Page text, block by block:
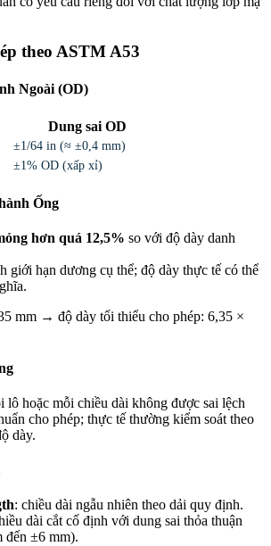
theo ASTM A53
Ngoài (OD)
Dung sai OD
±1/64 in (≈ ±0,4 mm)
±1% OD (xấp xỉ)
Ống
hơn quá 12,5% so với độ dày danh
giới hạn dương cụ thể; độ dày thực tế có thể
mm → độ dày tối thiểu cho phép: 6,35 ×
hoặc mỗi chiều dài không được sai lệch
cho phép; thực tế thường kiểm soát theo
dày.
: chiều dài ngẫu nhiên theo dải quy định.
dài cắt cố định với dung sai thỏa thuận
đến ±6 mm).